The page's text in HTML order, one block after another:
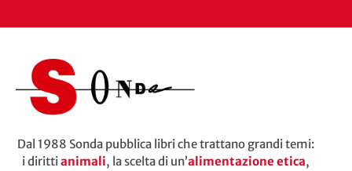
Dal 1988 Sonda pubblica libri che trattano grandi temi:
i dirittianimali, la scelta di un’alimentazione etica,